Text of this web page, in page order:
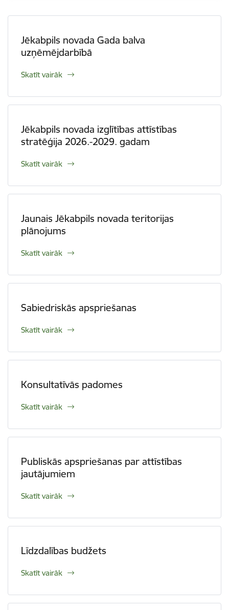
Jēkabpils novada Gada balva
uzņēmējdarbībā
Skatīt vairāk
Jēkabpils novada izglītības attīstības
stratēģija 2026.-2029. gadam
Skatīt vairāk
Jaunais Jēkabpils novada teritorijas
plānojums
Skatīt vairāk
Sabiedriskās apspriešanas
Skatīt vairāk
Konsultatīvās padomes
Skatīt vairāk
Publiskās apspriešanas par attīstības
jautājumiem
Skatīt vairāk
Līdzdalības budžets
Skatīt vairāk